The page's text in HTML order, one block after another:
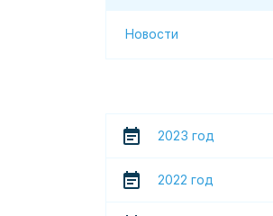
Новости
2023 год
2022 год